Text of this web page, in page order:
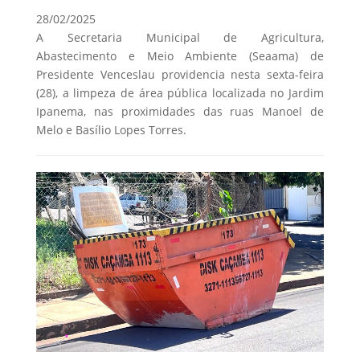
28/02/2025
A Secretaria Municipal de Agricultura,
Abastecimento e Meio Ambiente (Seaama) de
Presidente Venceslau providencia nesta sexta-feira
(28), a limpeza de área pública localizada no Jardim
Ipanema, nas proximidades das ruas Manoel de
Melo e Basílio Lopes Torres.